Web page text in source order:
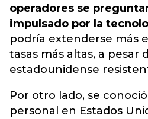
operadores se
impulsado por la
podría extenderse más
tasas más altas, a pesar
estadounidense
Por otro lado, se
personal en Estados